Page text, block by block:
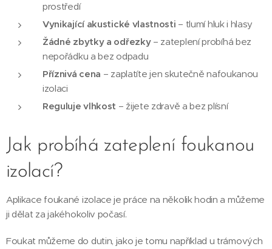
prostředí
Vynikající akustické vlastnosti – tlumí hluk i hlasy
Žádné zbytky a odřezky– zateplení probíhá bez
nepořádku a bez odpadu
Příznivá cena – zaplatíte jen skutečně nafoukanou
izolaci
Reguluje vlhkost – žijete zdravě a bez plísní
Jak probíhá zateplení foukanou
izolací?
Aplikace foukané izolace je práce na několik hodin a můžeme
ji dělat za jakéhokoliv počasí.
Foukat můžeme do dutin, jako je tomu například u trámových